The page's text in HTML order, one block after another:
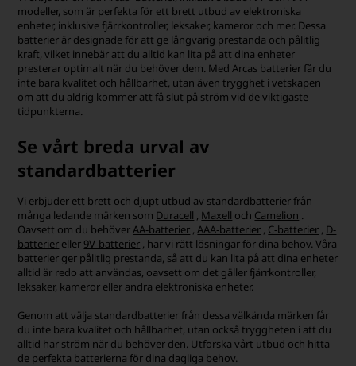
modeller, som är perfekta för ett brett utbud av elektroniska
enheter, inklusive fjärrkontroller, leksaker, kameror och mer. Dessa
batterier är designade för att ge långvarig prestanda och pålitlig
kraft, vilket innebär att du alltid kan lita på att dina enheter
presterar optimalt när du behöver dem. Med Arcas batterier får du
inte bara kvalitet och hållbarhet, utan även trygghet i vetskapen
om att du aldrig kommer att få slut på ström vid de viktigaste
tidpunkterna.
Se vårt breda urval av
standardbatterier
Vi erbjuder ett brett och djupt utbud av standardbatterierfrån
många ledande märken som Duracell Maxell och Camelion
Oavsett om du behöver AA-batterier AAA-batterier C-batterier D-
batterier eller 9V-batterier , har vi rätt lösningar för dina behov. Våra
batterier ger pålitlig prestanda, så att du kan lita på att dina enheter
alltid är redo att användas, oavsett om det gäller fjärrkontroller,
leksaker, kameror eller andra elektroniska enheter.
Genom att välja standardbatterier från dessa välkända märken får
du inte bara kvalitet och hållbarhet, utan också tryggheten i att du
alltid har ström när du behöver den. Utforska vårt utbud och hitta
de perfekta batterierna för dina dagliga behov.